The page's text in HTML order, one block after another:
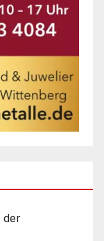
der